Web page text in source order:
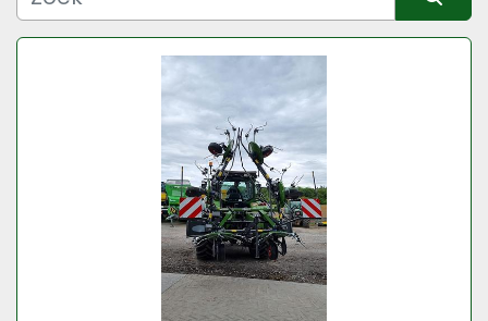
Fabrikant
Sorteren op